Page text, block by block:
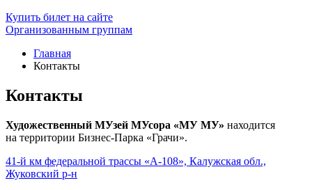
Купить билет на сайте
Организованным группам
Главная
Контакты
Контакты
Художественный МУзей МУсора «МУ МУ» находится
на территории Бизнес-Парка «Грачи».
41-й км федеральной трассы «А-108», Калужская обл.,
Жуковский р-н